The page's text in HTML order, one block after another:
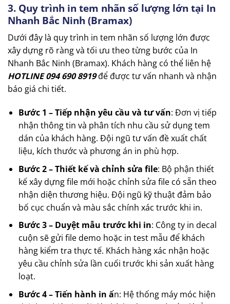
3. Quy trình in tem nhãn số lượng lớn tại In
Nhanh Bắc Ninh (Bramax)
Dưới đây là quy trình in tem nhãn số lượng lớn được
xây dựng rõ ràng và tối ưu theo từng bước của In
Nhanh Bắc Ninh (Bramax). Khách hàng có thể liên hệ
HOTLINE 094 690 8919để được tư vấn nhanh và nhận
báo giá chi tiết.
Bước 1 – Tiếp nhận yêu cầu và tư vấn: Đơn vị tiếp
nhận thông tin và phân tích nhu cầu sử dụng tem
dán của khách hàng. Đội ngũ tư vấn đề xuất chất
liệu, kích thước và phương án in phù hợp.
Bước 2 – Thiết kế và chỉnh sửa file: Bộ phận thiết
kế xây dựng file mới hoặc chỉnh sửa file có sẵn theo
nhận diện thương hiệu. Đội ngũ kỹ thuật đảm bảo
bố cục chuẩn và màu sắc chính xác trước khi in.
Bước 3 – Duyệt mẫu trước khi in: Công ty in decal
cuộn sẽ gửi file demo hoặc in test mẫu để khách
hàng kiểm tra thực tế. Khách hàng xác nhận hoặc
yêu cầu chỉnh sửa lần cuối trước khi sản xuất hàng
loạt.
Bước 4 – Tiến hành in ấn: Hệ thống máy móc hiện